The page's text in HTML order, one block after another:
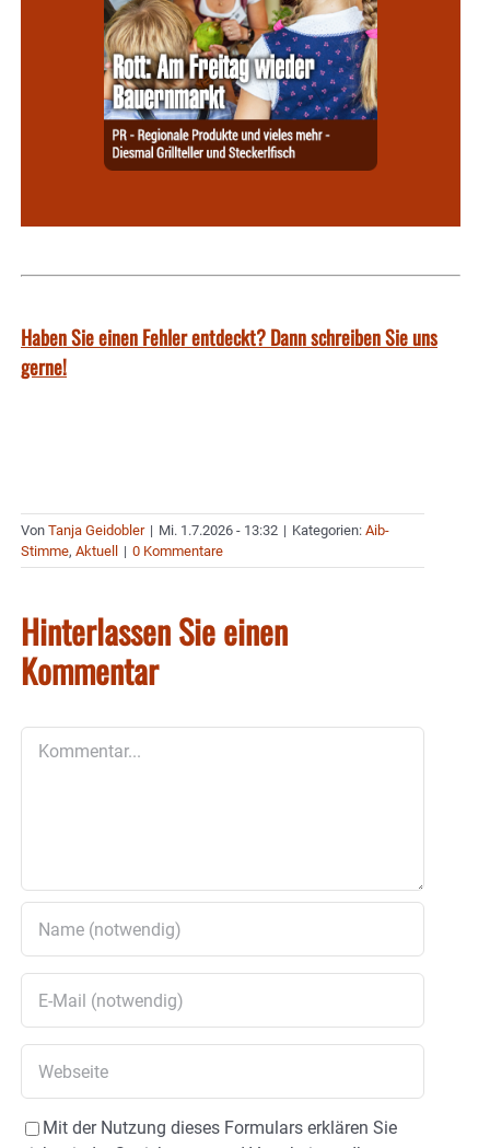
Haben Sie einen Fehler entdeckt? Dann schreiben Sie uns
gerne!
Von Tanja Geidobler | Mi. 1.7.2026 - 13:32 | Kategorien: Aib-
Stimme, Aktuell | 0 Kommentare
Hinterlassen Sie einen
Kommentar
Mit der Nutzung dieses Formulars erklären Sie